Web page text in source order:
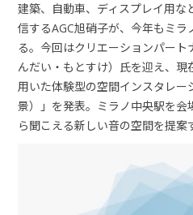
建築、自動車、ディスプレイ用な
信するAGC旭硝子が、今年もミ
る。今回はクリエーションパート
んだい・もとすけ）氏を迎え、現
用いた体験型の空間インスタレ
景）」を発表。ミラノ中央駅を会
ら聞こえる新しい音の空間を提案